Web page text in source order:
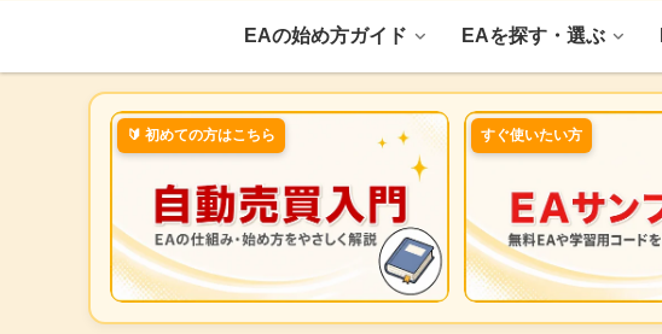
EAの始め方ガイド EAを探す・選ぶ
🔰 初めての方はこちら すぐ使いたい方